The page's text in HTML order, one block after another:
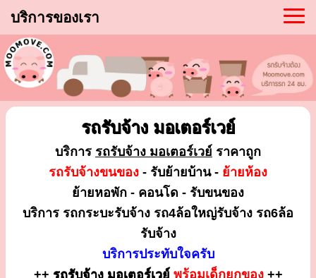
บริการของเรา
รถรับจ้าง มอเตอร์เวย์
บริการ รถรับจ้าง มอเตอร์เวย์ ราคาถูก
รถรับจ้างขนของ - รับย้ายบ้าน - ย้ายห้อง
ย้ายหอพัก - คอนโด - รับขนของ
บริการ รถกระบะรับจ้าง รถ4ล้อใหญ่รับจ้าง รถ6ล้อ
รับจ้าง
บริการประทับใจครับ
++ รถรับจ้าง มอเตอร์เวย์ พร้อมเด็กยกของ++